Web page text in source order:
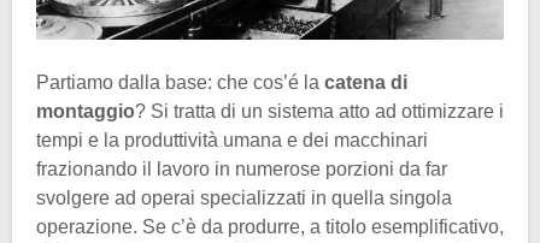
Partiamo dalla base: che cos’é la catena di
montaggio? Si tratta di un sistema atto ad ottimizzare i
tempi e la produttività umana e dei macchinari
frazionando il lavoro in numerose porzioni da far
svolgere ad operai specializzati in quella singola
operazione. Se c’è da produrre, a titolo esemplificativo,